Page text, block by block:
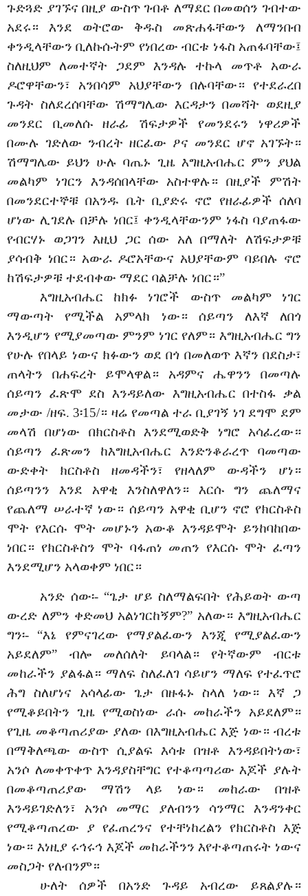
ጉድጓድ ያገኙና በዚያ ውስጥ ገብቶ ለማደር በመወሰን ገብተው
አደሩ። እንደ ወትሮው ቅዱስ መጽሐፋቸውን ለማንበብ
ቀንዲላቸውን ቢለኩሱትም የነበረው ብርቱ ነፋስ አጠፋባቸው፤
ስለዚህም ለመተኛት ጋደም እንዳሉ ተኩላ መጥቶ አውራ
ዶሮዋቸውን፣ አንበሳም አህያቸውን በሉባቸው። የተደራረበ
ጉዳት ስለደረሰባቸው ሽማግሌው እርዳታን በመሻት ወደዚያ
መንደር ቢመለሱ ዘራፊ ሽፍታዎች የመንደሩን ነዋሪዎች
በሙሉ ገድለው ንብረት ዘርፈው ዖና መንደር ሆኖ አገኙት።
ሽማግሌው ይህን ሁሉ ባጤኑ ጊዜ እግዚአብሔር ምን ያህል
መልካም ነገርን እንዳሰበላቸው አስተዋሉ። በዚያች ምሽት
በመንደርተኞቹ በአንዱ ቤት ቢያድሩ ኖሮ የዘራፊዎች ሰለባ
ሆነው ሊገደሉ በቻሉ ነበር፤ ቀንዲላቸውንም ነፋስ ባያጠፋው
የብርሃኑ ወጋገን እዚህ ጋር ሰው አለ በማለት ለሽፍታዎቹ
ያሳብቅ ነበር። አውራ ዶሮአቸውና አህያቸውም ባይበሉ ኖሮ
ከሽፍታዎቹ ተደብቀው ማደር ባልቻሉ ነበር።”
እግዚአብሔር ከክፉ ነገሮች ውስጥ መልካም ነገር
ማውጣት የሚችል አምላክ ነው። ሰይጣን ለእኛ ለበጎ
እንዲሆን የሚያመጣው ምንም ነገር የለም። እግዚአብሔር ግን
የሁሉ የበላይ ነውና ክፉውን ወደ በጎ በመለወጥ እኛን በደስታ፣
ጠላትን በሐፍረት ይሞላዋል። አዳምና ሔዋንን በመጣሉ
ሰይጣን ፈጽሞ ደስ እንዳይለው እግዚአብሔር በተስፋ ቃል
መታው /ዘፍ. 3፡15/። ዛሬ የመጣል ተራ ቢያገኝ ነገ ደግሞ ደም
መላሽ በሆነው በክርስቶስ እንደሚወድቅ ነግሮ አሳፈረው።
ሰይጣን ፈጽመን ከእግዚአብሔር እንድንቆራረጥ ባመጣው
ውድቀት ክርስቶስ ዘመዳችን፣ የዘላለም ውዳችን ሆነ።
ሰይጣንን እንደ አዋቂ እንስለዋለን። እርሱ ግን ጨለማና
የጨለማ ሠራተኛ ነው። ሰይጣን አዋቂ ቢሆን ኖሮ የክርስቶስ
ሞት የእርሱ ሞት መሆኑን አውቆ እንዳይሞት ይንከባከበው
ነበር። የክርስቶስን ሞት ባፋጠነ መጠን የእርሱ ሞት ፈጣን
እንደሚሆን አላወቀም ነበር።
አንድ ሰው፡- “ጌታ ሆይ ስለማልፍበት የሕይወት ውጣ
ውረድ ለምን ቀድመህ አልነገርከኝም?” አለው። እግዚአብሔር
ግን፡- “እኔ የምናገረው የማያልፈውን እንጂ የሚያልፈውን
አይደለም” ብሎ መለሰለት ይባላል። የትኛውም ብርቱ
መከራችን ያልፋል። ማለፍ ስለፈለገ ሳይሆን ማለፍ የተፈጥሮ
ሕግ ስለሆነና አሳላፊው ጌታ በዙፋኑ ስላለ ነው። እኛ ጋ
የሚቆይበትን ጊዜ የሚወስነው ራሱ መከራችን አይደለም።
የጊዜ መቆጣጠሪያው ያለው በእግዚአብሔር እጅ ነው። ብረቱ
በማቅለጫው ውስጥ ሲያልፍ እሳቱ በዝቶ እንዳይበትነው፣
አንሶ ለመቀጥቀጥ እንዳያስቸግር የተቆጣጣሪው እጆች ያሉት
በመቆጣጠሪያው ማሽን ላይ ነው። መከራው በዝቶ
እንዳይገድለን፣ አንሶ መማር ያለብንን ሳንማር እንዳንቀር
የሚቆጣጠረው ያ የፈጠረንና የተቸነከረልን የክርስቶስ እጅ
ነው። እነዚያ ሩኅሩኅ እጆች መከራችንን እየተቆጣጠሩት ነውና
መስጋት የለብንም።
ሁለት ሰዎች በአንድ ጉዳይ አብረው ይጸልያሉ።